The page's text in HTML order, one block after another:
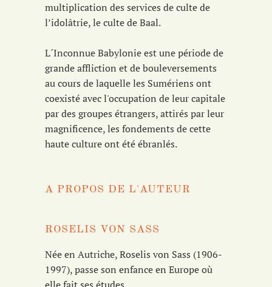
multiplication des services de culte de
l’idolâtrie, le culte de Baal.
L´Inconnue Babylonie est une période de
grande affliction et de bouleversements
au cours de laquelle les Sumériens ont
coexisté avec l'occupation de leur capitale
par des groupes étrangers, attirés par leur
magnificence, les fondements de cette
haute culture ont été ébranlés.
A PROPOS DE L'AUTEUR
ROSELIS VON SASS
Née en Autriche, Roselis von Sass (1906-
1997), passe son enfance en Europe où